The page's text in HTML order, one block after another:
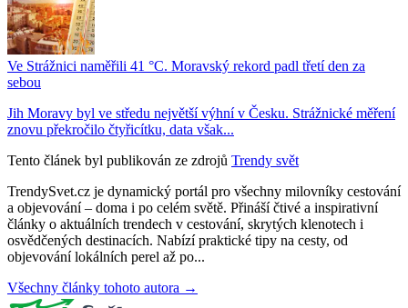
Ve Strážnici naměřili 41 °C. Moravský rekord padl třetí den za
sebou
Jih Moravy byl ve středu největší výhní v Česku. Strážnické měření
znovu překročilo čtyřicítku, data však...
Tento článek byl publikován ze zdrojů Trendy svět
TrendySvet.cz je dynamický portál pro všechny milovníky cestování
a objevování – doma i po celém světě. Přináší čtivé a inspirativní
články o aktuálních trendech v cestování, skrytých klenotech i
osvědčených destinacích. Nabízí praktické tipy na cesty, od
objevování lokálních perel až po...
Všechny články tohoto autora →